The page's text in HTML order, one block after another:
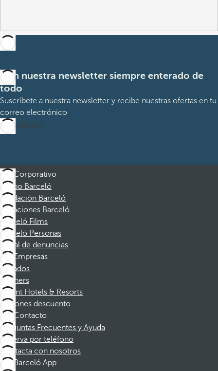
Con nuestra newsletter siempre enterado de
todo
Suscríbete a nuestra newsletter y recibe nuestras ofertas en tu
correo electrónico
Suscribirme
Corporativo
Grupo Barceló
Fundación Barceló
Vacaciones Barceló
Barceló Films
Barceló Personas
Canal de denuncias
Empresas
Afiliados
Partners
Dorint Hotels & Resorts
Cupones descuento
Contacto
Preguntas Frecuentes y Ayuda
Reserva por teléfono
Contacta con nosotros
Barceló App